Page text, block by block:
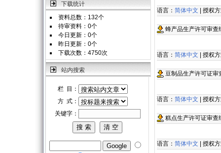
下载统计
资料总数：132个
待审资料：0个
今日更新：0个
昨日更新：0个
下载次数：4750次
站内搜索
栏 目：
方 式：
关键字：
语言： 简体中文 | 授权
蜂产品生产许可审查
语言： 简体中文 | 授权
豆制品生产许可证审
语言： 简体中文 | 授权
糕点生产许可证审查
语言： 简体中文 | 授权